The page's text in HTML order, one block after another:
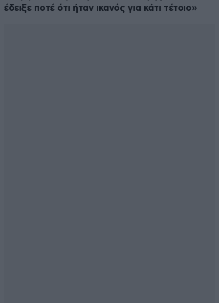
2022 06·05·2022 17:12
έδειξε ποτέ ότι ήταν ικανός για κάτι τέτοιο»